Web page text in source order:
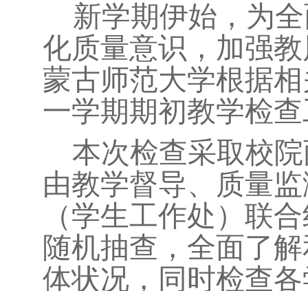
新学期伊始，为全
化质量意识，加强
蒙古师范大学根据
一学期期初教学检
本次检查采取校
由教学督导、质量
（学生工作处）联
随机抽查，全面了
体状况，同时检查